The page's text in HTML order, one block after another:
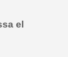
el